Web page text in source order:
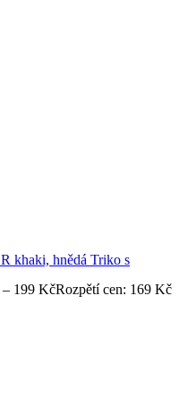
Triko s
– 199 KčRozpětí cen: 169 Kč